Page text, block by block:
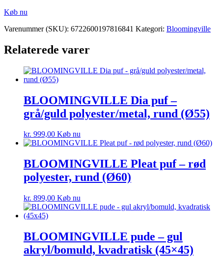
Køb nu
Varenummer (SKU): 6722600197816841 Kategori: Bloomingville
Relaterede varer
BLOOMINGVILLE Dia puf –
grå/guld polyester/metal, rund (Ø55)
kr. 999,00 Køb nu
BLOOMINGVILLE Pleat puf – rød
polyester, rund (Ø60)
kr. 899,00 Køb nu
BLOOMINGVILLE pude – gul
akryl/bomuld, kvadratisk (45×45)